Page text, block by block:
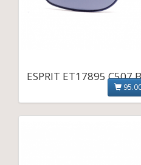
ESPRIT ET17895 C507